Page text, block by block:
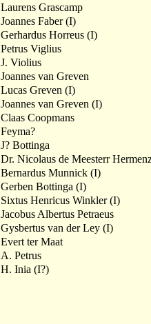
Laurens Grascamp
Joannes Faber (I)
Gerhardus Horreus (I)
Petrus Viglius
J. Violius
Joannes van Greven
Lucas Greven (I)
Joannes van Greven (I)
Claas Coopmans
Feyma?
J? Bottinga
Dr. Nicolaus de Meesterr
Bernardus Munnick (I)
Gerben Bottinga (I)
Sixtus Henricus Winkler (I)
Jacobus Albertus Petraeus
Gysbertus van der Ley (I)
Evert ter Maat
A. Petrus
H. Inia (I?)